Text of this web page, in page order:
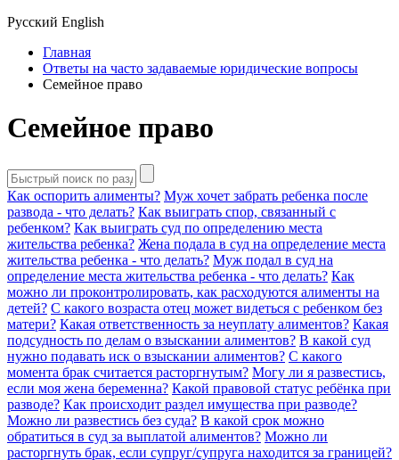
Русский English
Главная
Ответы на часто задаваемые юридические вопросы
Семейное право
Семейное право
Как оспорить алименты? Муж хочет забрать ребенка после
развода - что делать? Как выиграть спор, связанный с
ребенком? Как выиграть суд по определению места
жительства ребенка? Жена подала в суд на определение места
жительства ребенка - что делать? Муж подал в суд на
определение места жительства ребенка - что делать? Как
можно ли проконтролировать, как расходуются алименты на
детей? С какого возраста отец может видеться с ребенком без
матери? Какая ответственность за неуплату алиментов? Какая
подсудность по делам о взыскании алиментов? В какой суд
нужно подавать иск о взыскании алиментов? С какого
момента брак считается расторгнутым? Могу ли я развестись,
если моя жена беременна? Какой правовой статус ребёнка при
разводе? Как происходит раздел имущества при разводе?
Можно ли развестись без суда? В какой срок можно
обратиться в суд за выплатой алиментов? Можно ли
расторгнуть брак, если супруг/супруга находится за границей?